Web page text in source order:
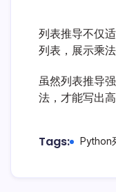
列表推导不仅
列表，展示乘法
虽然列表推导
法，才能写出
Tags: Python